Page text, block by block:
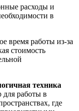
расходы и
в
время работы из-за
стоимость
техника
работы в
где